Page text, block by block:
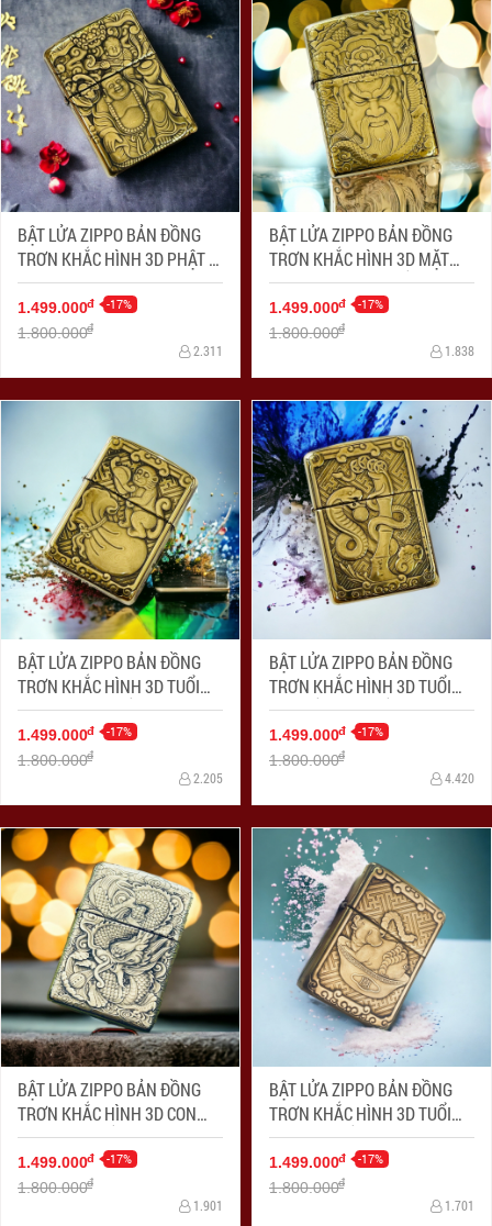
BẬT LỬA ZIPPO BẢN ĐỒNG
TRƠN KHẮC HÌNH 3D PHẬT DI
LẠC
1.499.000đ -17%
1.800.000đ
2.311
BẬT LỬA ZIPPO BẢN ĐỒNG
TRƠN KHẮC HÌNH 3D MẶT
QUAN CÔNG SIÊU SẮC NÉT
1.499.000đ -17%
1.800.000đ
1.838
BẬT LỬA ZIPPO BẢN ĐỒNG
TRƠN KHẮC HÌNH 3D TUỔI
CON KHỈ SIÊU SẮC NÉT
1.499.000đ -17%
1.800.000đ
2.205
BẬT LỬA ZIPPO BẢN ĐỒNG
TRƠN KHẮC HÌNH 3D TUỔI
CON RẮN SIÊU SẮC NÉT
1.499.000đ -17%
1.800.000đ
4.420
BẬT LỬA ZIPPO BẢN ĐỒNG
TRƠN KHẮC HÌNH 3D CON
RỒNG SIÊU SẮC NÉT
1.499.000đ -17%
1.800.000đ
1.901
BẬT LỬA ZIPPO BẢN ĐỒNG
TRƠN KHẮC HÌNH 3D TUỔI
LỢN SIÊU SẮC NÉT
1.499.000đ -17%
1.800.000đ
1.701